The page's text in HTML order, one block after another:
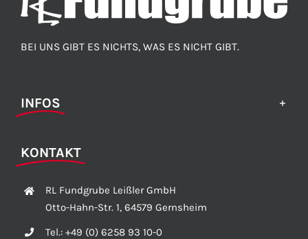
BEI UNS GIBT ES NICHTS, WAS ES NICHT GIBT.
INFOS
KONTAKT
RL Fundgrube Leißler GmbH
Otto-Hahn-Str. 1, 64579 Gernsheim
Tel.: +49 (0) 6258 93 10-0